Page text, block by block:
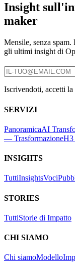
Insight
maker
Mensile, senza spam.
gli ultimi insight di
Iscrivendoti, accetti
SERVIZI
PanoramicaAI
— TrasformazioneH3
INSIGHTS
TuttiInsightsVoci
STORIES
TuttiStorie di Impatto
CHI SIAMO
Chi siamoModello